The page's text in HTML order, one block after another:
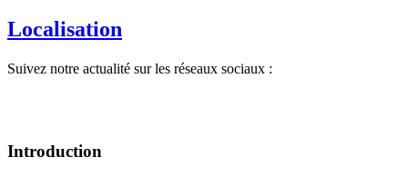
Localisation
Suivez notre actualité sur les réseaux sociaux :
Introduction